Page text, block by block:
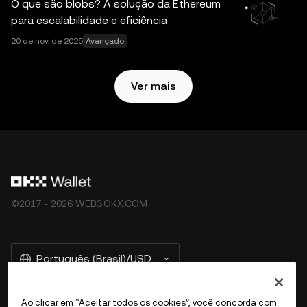
corretora OKX e estão sujeitos aosTermos de Serviço do
Ecossistema OKX Web3.
O que são blobs? A solução da Ethereum
para escalabilidade e eficiência
20 de nov. de 2025 Avançado
Ver mais
©2017 - 2026 WEB3.OKX.COM
Português (Brasil)/USD
Ao clicar em “Aceitar todos os cookies”, você concorda com